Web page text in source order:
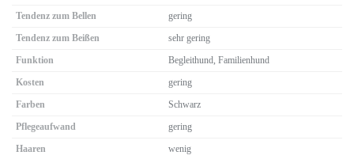
Tendenz zum Bellen
gering
Tendenz zum Beißen
sehr gering
Funktion
Begleithund, Familienhund
Kosten
gering
Farben
Schwarz
Pflegeaufwand
gering
Haaren
wenig